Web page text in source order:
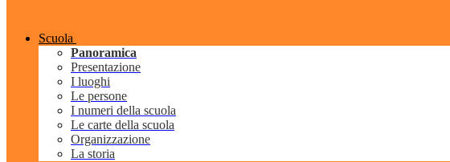
Scuola
Panoramica
Presentazione
I luoghi
Le persone
I numeri della scuola
Le carte della scuola
Organizzazione
La storia